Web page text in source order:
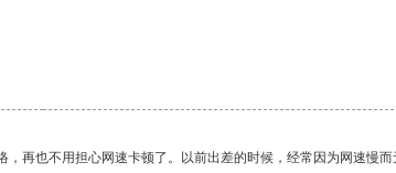
再也不用担心网速卡顿了。以前出差的时候，经常因为网速慢